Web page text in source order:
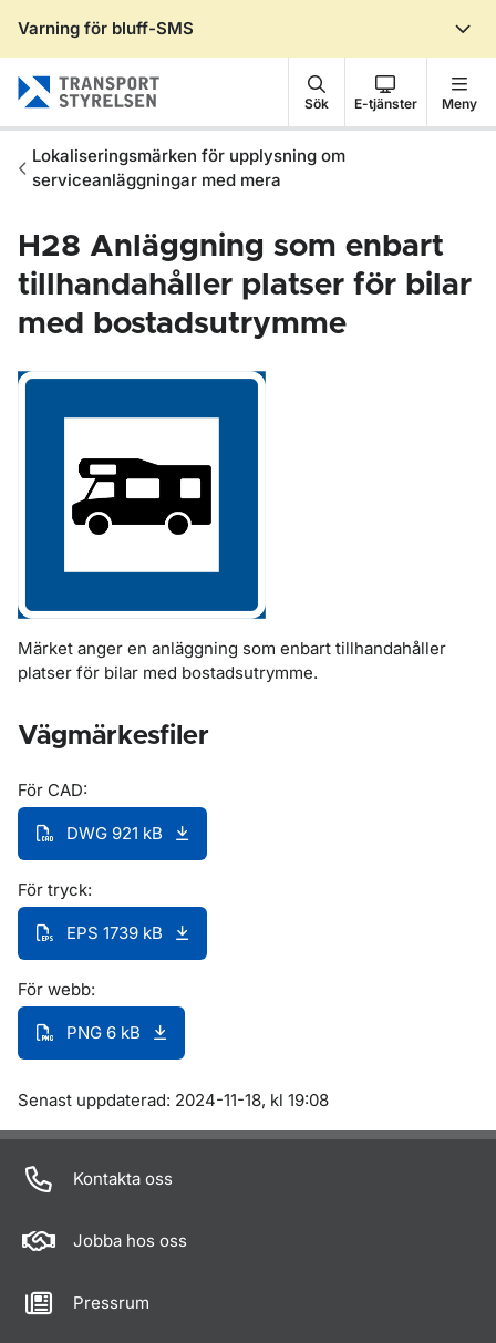
Varning för bluff-SMS
Sök E-tjänster Meny
Lokaliseringsmärken för upplysning om
serviceanläggningar med mera
H28 Anläggning som enbart
tillhandahåller platser för bilar
med bostadsutrymme
Märket anger en anläggning som enbart tillhandahåller
platser för bilar med bostadsutrymme.
Vägmärkesfiler
För CAD:
DWG 921 kB
För tryck:
EPS 1739 kB
För webb:
PNG 6 kB
Om sidan
Senast uppdaterad: 2024-11-18, kl 19:08
Kontakta oss
Jobba hos oss
Pressrum